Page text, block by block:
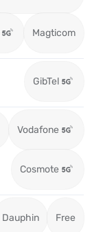
Magticom
GibTel
Vodafone
Cosmote
Dauphin Free